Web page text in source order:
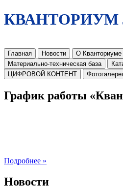
КВАНТОРИУМ
Главная Новости О Кванториуме
Материально-техническая база
ЦИФРОВОЙ КОНТЕНТ
График работы
Подробнее »
Новости